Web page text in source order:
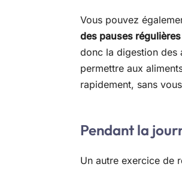
Vous pouvez
des pauses
donc la digestion des
permettre aux
rapidement, sans
Pendant la
Un autre exercice de